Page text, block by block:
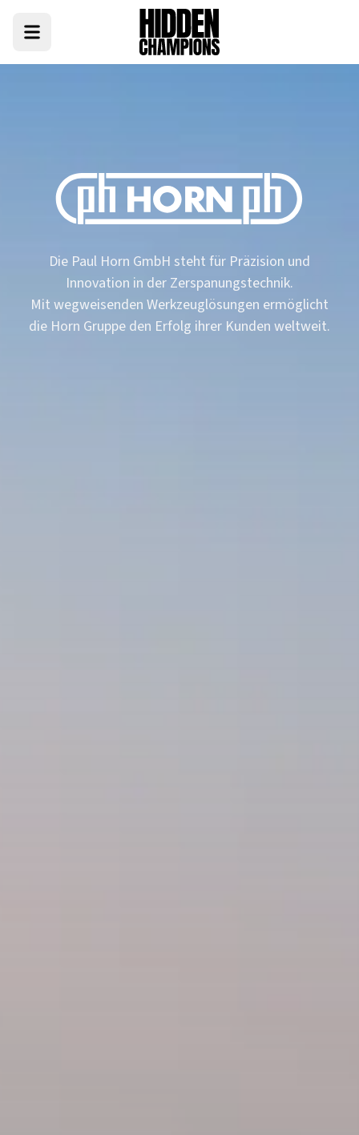
Die Paul Horn GmbH steht für Präzision und
Innovation in der Zerspanungstechnik.
Mit wegweisenden Werkzeuglösungen ermöglicht
die Horn Gruppe den Erfolg ihrer Kunden weltweit.